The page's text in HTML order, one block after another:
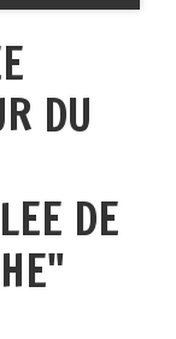
DU
DE